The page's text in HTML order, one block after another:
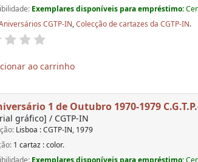
Exemplares disponíveis para empréstimo:
CGTP-IN,Colecção de cartazes da CGTP-IN.
ao carrinho
1 de Outubro 1970-1979
gráfico] / CGTP-IN
Lisboa : CGTP-IN, 1979
1 cartaz : color.